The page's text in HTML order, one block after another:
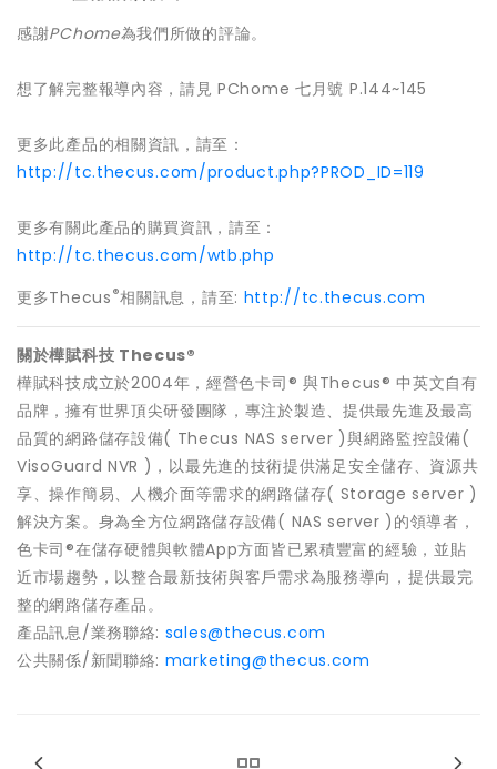
感謝PChome為我們所做的評論。
想了解完整報導內容，請見 PChome 七月號 P.144~145
更多此產品的相關資訊，請至：
http://tc.thecus.com/product.php?PROD_ID=119
更多有關此產品的購買資訊，請至：
http://tc.thecus.com/wtb.php
更多Thecus ®相關訊息，請至: http://tc.thecus.com
關於樺賦科技 Thecus®
樺賦科技成立於2004年，經營色卡司® 與Thecus® 中英文自有
品牌，擁有世界頂尖研發團隊，專注於製造、提供最先進及最高
品質的網路儲存設備( Thecus NAS server )與網路監控設備(
VisoGuard NVR )，以最先進的技術提供滿足安全儲存、資源共
享、操作簡易、人機介面等需求的網路儲存( Storage server )
解決方案。身為全方位網路儲存設備( NAS server )的領導者，
色卡司®在儲存硬體與軟體App方面皆已累積豐富的經驗，並貼
近市場趨勢，以整合最新技術與客戶需求為服務導向，提供最完
整的網路儲存產品。
產品訊息/業務聯絡: sales@thecus.com
公共關係/新聞聯絡: marketing@thecus.com